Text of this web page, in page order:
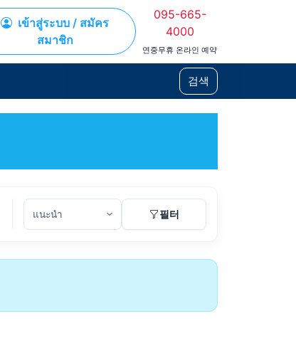
เข้าสู่ระบบ / สมัคร
สมาชิก
095-665-
4000
연중무휴 온라인 예약
검색
필터